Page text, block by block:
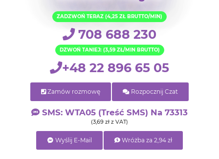
ZADZWOŃ TERAZ (4,25 ZŁ BRUTTO/MIN)
708 688 230
DZWOŃ TANIEJ: (3,59 ZŁ/MIN BRUTTO)
+48 22 896 65 05
Zamów rozmowę Rozpocznij Czat
SMS: WTA05 (treść SMS) Na 73313
(3,69 zł z VAT)
Wyślij E-Mail Wróżba za 2,94 zł